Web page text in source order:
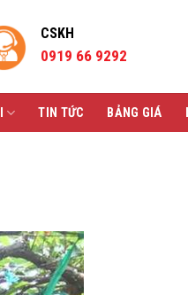
CSKH
0919 66 9292
TIN TỨC BẢNG GIÁ